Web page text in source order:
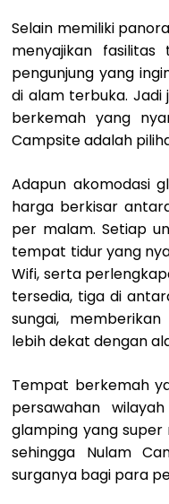
Selain memiliki
menyajikan
pengunjung yang
di alam terbuka.
berkemah yang
Campsite adalah
Adapun akomodasi
harga berkisar
per malam. Setiap
tempat tidur yang
Wifi, serta
tersedia, tiga di
sungai,
lebih dekat dengan
Tempat berkemah
persawahan
glamping yang
sehingga Nulam
surganya bagi para